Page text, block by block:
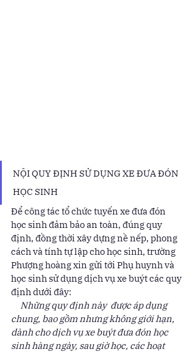
NỘI QUY ĐỊNH SỬ DỤNG XE ĐƯA ĐÓN
HỌC SINH
Để công tác tổ chức tuyến xe đưa đón
học sinh đảm bảo an toàn, đúng quy
định, đồng thời xây dựng nề nếp, phong
cách và tính tự lập cho học sinh, trường
Phượng hoàng xin gửi tới Phụ huynh và
học sinh sử dụng dịch vụ xe buýt các quy
định dưới đây:
Những quy định này  được áp dụng
chung, bao gồm nhưng không giới hạn,
dành cho dịch vụ xe buýt đưa đón học
sinh hàng ngày, sau giờ học, các hoạt